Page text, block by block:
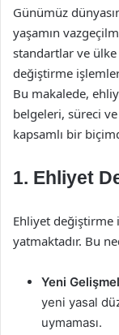
Günümüz
yaşamın
standartlar ve
değiştirme
Bu makalede,
belgeleri, süreci
kapsamlı bir
1. Ehliyet
Ehliyet değiştirme
yatmaktadır. Bu
Yeni
yeni yasal
uymaması.